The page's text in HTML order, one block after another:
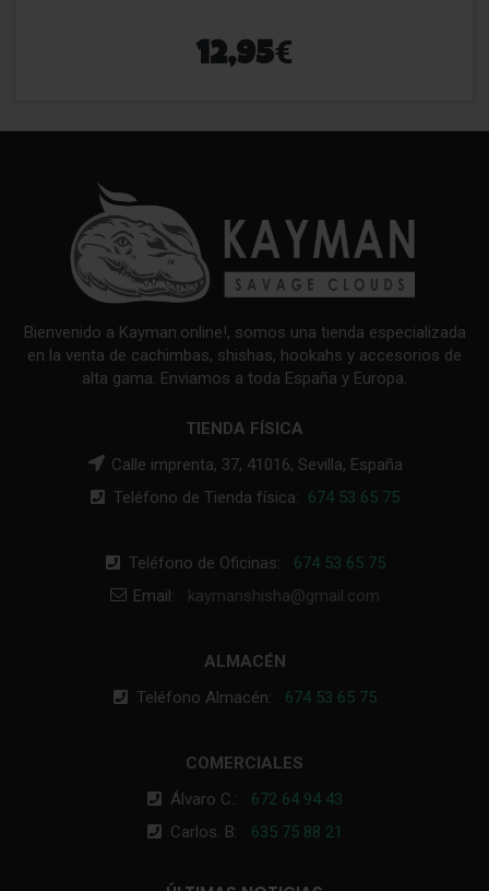
12,95€
Bienvenido a Kayman.online!, somos una tienda especializada
en la venta de cachimbas, shishas, hookahs y accesorios de
alta gama. Enviamos a toda España y Europa.
TIENDA FÍSICA
Calle imprenta, 37, 41016, Sevilla, España
Teléfono de Tienda física: 674 53 65 75
Teléfono de Oficinas: 674 53 65 75
Email:
kaymanshisha@gmail.com
ALMACÉN
Teléfono Almacén: 674 53 65 75
COMERCIALES
Álvaro C.: 672 64 94 43
Carlos. B: 635 75 88 21